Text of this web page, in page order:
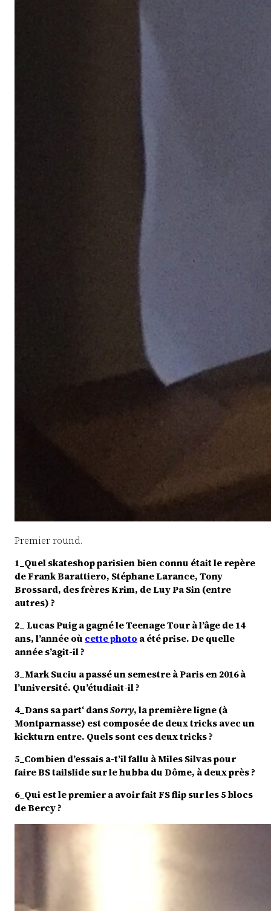
Premier round.
1_Quel skateshop parisien bien connu était le repère
de Frank Barattiero, Stéphane Larance, Tony
Brossard, des frères Krim, de Luy Pa Sin (entre
autres) ?
2_ Lucas Puig a gagné le Teenage Tour à l’âge de 14
ans, l’année où cette photo a été prise. De quelle
année s’agit-il ?
3_Mark Suciu a passé un semestre à Paris en 2016 à
l’université. Qu’étudiait-il ?
4_Dans sa part‘ dansSorry, la première ligne (à
Montparnasse) est composée de deux tricks avec un
kickturn entre. Quels sont ces deux tricks ?
5_Combien d’essais a-t’il fallu à Miles Silvas pour
faire BS tailslide sur le hubba du Dôme, à deux près ?
6_Qui est le premier a avoir fait FS flip sur les 5 blocs
de Bercy ?